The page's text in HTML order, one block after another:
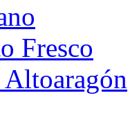
Fresco